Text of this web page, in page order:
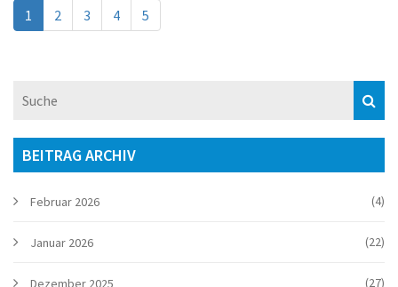
1 2 3 4 5
BEITRAG ARCHIV
Februar 2026 (4)
Januar 2026 (22)
Dezember 2025 (27)